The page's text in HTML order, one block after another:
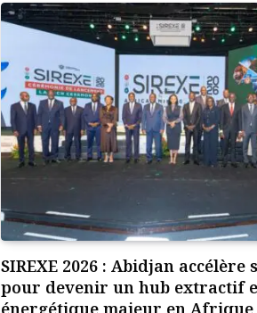
SIREXE 2026 : Abidjan accélère
pour devenir un hub extractif
énergétique majeur en Afrique